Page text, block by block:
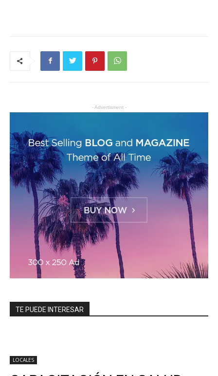
- Advertisment -
TE PUEDE INTERESAR